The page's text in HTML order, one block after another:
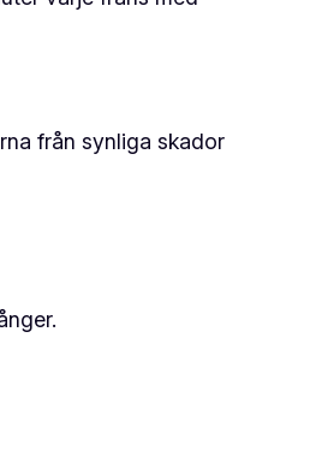
från synliga skador